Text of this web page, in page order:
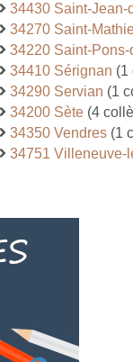
34430 Saint-Jean-
34270 Saint-
34220 Saint-
34410 Sérignan (1
34290 Servian (1
34200 Sète(4
34350 Vendres(1
34751 Villeneuve-